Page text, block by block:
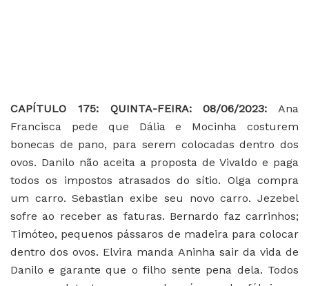
CAPÍTULO 175: QUINTA-FEIRA: 08/06/2023: Ana
Francisca pede que Dália e Mocinha costurem
bonecas de pano, para serem colocadas dentro dos
ovos. Danilo não aceita a proposta de Vivaldo e paga
todos os impostos atrasados do sítio. Olga compra
um carro. Sebastian exibe seu novo carro. Jezebel
sofre ao receber as faturas. Bernardo faz carrinhos;
Timóteo, pequenos pássaros de madeira para colocar
dentro dos ovos. Elvira manda Aninha sair da vida de
Danilo e garante que o filho sente pena dela. Todos